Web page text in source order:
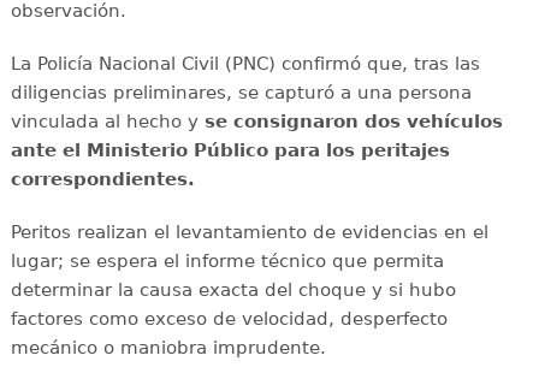
observación.
La Policía Nacional Civil (PNC) confirmó que, tras las
diligencias preliminares, se capturó a una persona
vinculada al hecho y se consignaron dos vehículos
ante el Ministerio Público para los peritajes
correspondientes.
Peritos realizan el levantamiento de evidencias en el
lugar; se espera el informe técnico que permita
determinar la causa exacta del choque y si hubo
factores como exceso de velocidad, desperfecto
mecánico o maniobra imprudente.